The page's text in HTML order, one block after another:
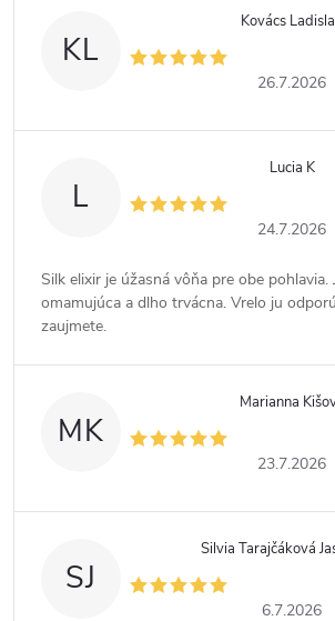
KL
Kovács
26.7.2026
L
Lucia K
24.7.2026
Silk elixir je úžasná vôňa pre obe pohlavia.
omamujúca a dlho trvácna. Vrelo ju
zaujmete.
MK
Marianna
23.7.2026
SJ
Silvia Tarajčáková
6.7.2026